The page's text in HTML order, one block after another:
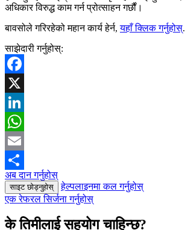
अधिकार विरुद्ध काम गर्न प्रोत्साहन गर्छौं।
बावसोले गरिरहेको महान कार्य हेर्न,यहाँ क्लिक गर्नुहोस्.
साझेदारी गर्नुहोस्:
Facebook
X
LinkedIn
WhatsApp
Email
Share
अब दान गर्नुहोस्
साइट छोड्नुहोस्
हेल्पलाइनमा कल गर्नुहोस्
एक रेफरल सिर्जना गर्नुहोस्
के तिमीलाई सहयोग चाहिन्छ?